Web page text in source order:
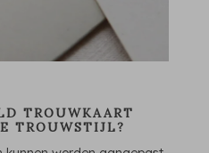
TROUWKAART
TROUWSTIJL?